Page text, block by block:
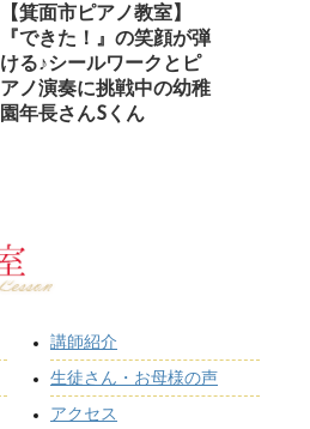
【箕面市ピアノ教室】
『できた！』の笑顔が弾
ける♪シールワークとピ
アノ演奏に挑戦中の幼稚
園年長さんSくん
講師紹介
生徒さん・お母様の声
アクセス